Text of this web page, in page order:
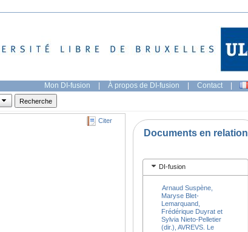
Mon DI-fusion | À propos de DI-fusion | Contact |
Citer
Documents en relation
DI-fusion
Arnaud Suspène,
Maryse Blet-
Lemarquand,
Frédérique Duyrat et
Sylvia Nieto-Pelletier
(dir.), AVREVS. Le